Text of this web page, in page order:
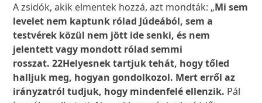
A zsidók, akik elmentek hozzá, azt mondták: „Mi sem
levelet nem kaptunk rólad Júdeából, sem a
testvérek közül nem jött ide senki, és nem
jelentett vagy mondott rólad semmi
rosszat.22Helyesnek tartjuk tehát, hogy tőled
halljuk meg, hogyan gondolkozol. Mert erről az
irányzatról tudjuk, hogy mindenfelé ellenzik. Pál